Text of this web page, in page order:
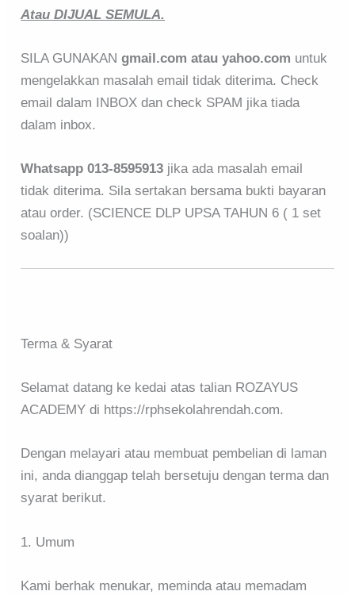
Atau DIJUAL SEMULA.
SILA GUNAKAN gmail.com atau yahoo.com untuk
mengelakkan masalah email tidak diterima. Check
email dalam INBOX dan check SPAM jika tiada
dalam inbox.
Whatsapp 013-8595913 jika ada masalah email
tidak diterima. Sila sertakan bersama bukti bayaran
atau order. (SCIENCE DLP UPSA TAHUN 6 ( 1 set
soalan))
Terma & Syarat
Selamat datang ke kedai atas talian ROZAYUS
ACADEMY di https://rphsekolahrendah.com.
Dengan melayari atau membuat pembelian di laman
ini, anda dianggap telah bersetuju dengan terma dan
syarat berikut.
1. Umum
Kami berhak menukar, meminda atau memadam